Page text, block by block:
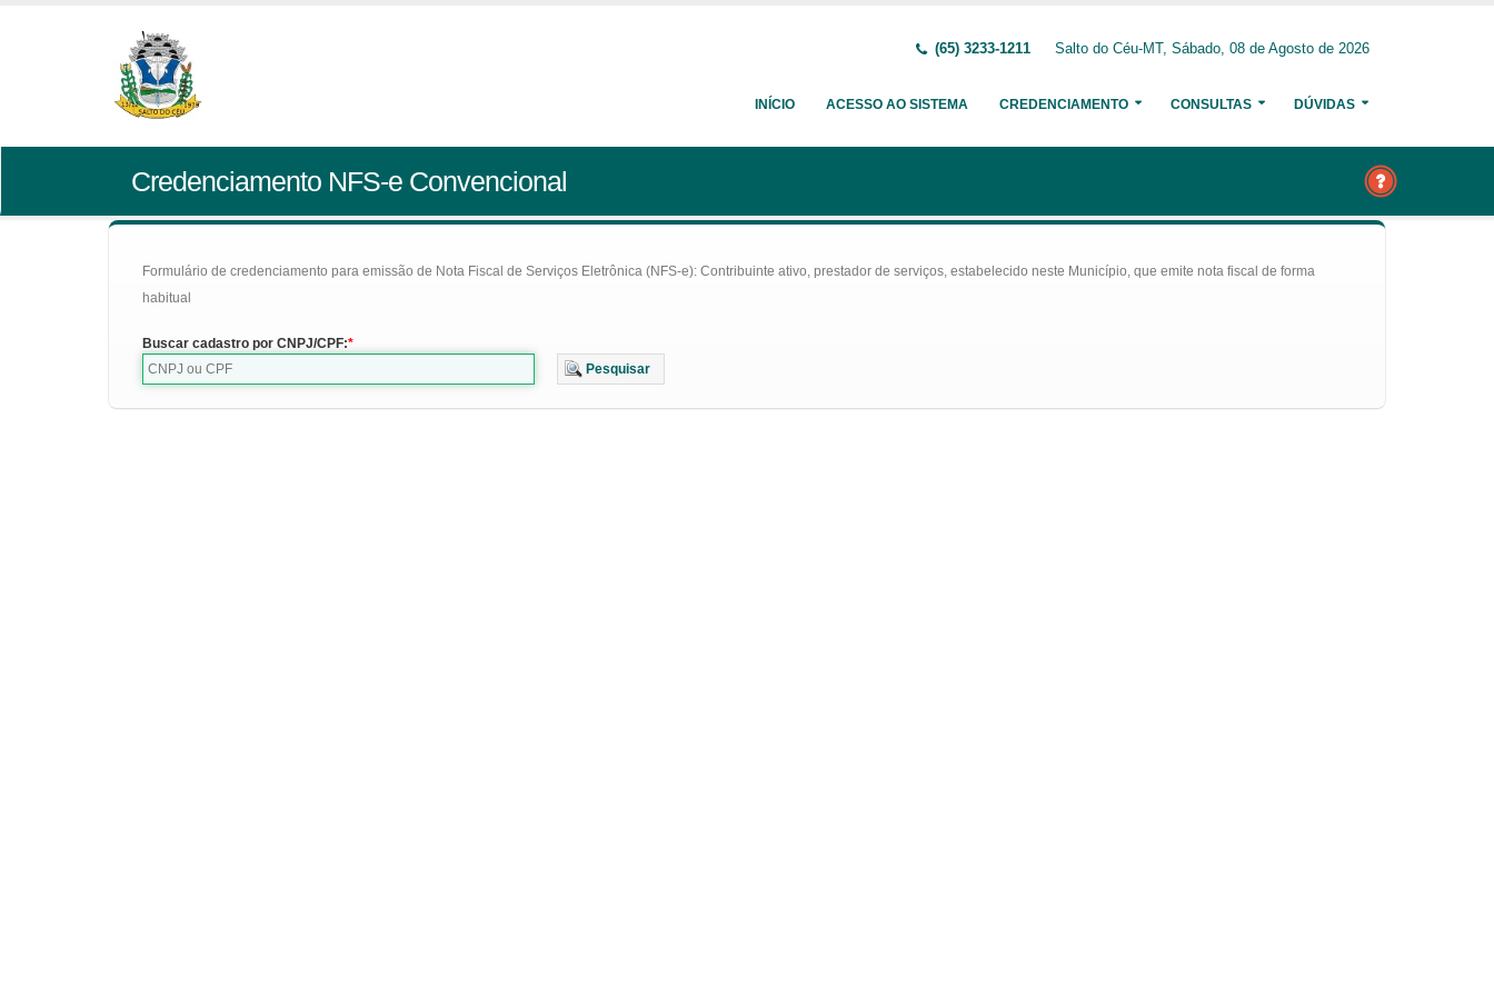
(65) 3233-1211 Salto do Céu-MT, Sábado, 08 de Agosto de 2026
INÍCIO ACESSO AO SISTEMA CREDENCIAMENTO CONSULTAS DÚVIDAS
Credenciamento NFS-e Convencional
Formulário de credenciamento para emissão de Nota Fiscal de Serviços Eletrônica (NFS-e): Contribuinte ativo, prestador de serviços, estabelecido neste Município, que emite nota fiscal de forma
habitual
Buscar cadastro por CNPJ/CPF:
Pesquisar